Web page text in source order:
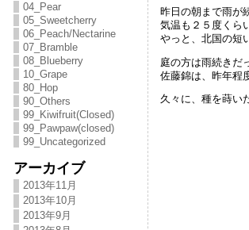
04_Pear
05_Sweetcherry
06_Peach/Nectarine
07_Bramble
08_Blueberry
10_Grape
80_Hop
90_Others
99_Kiwifruit(Closed)
99_Pawpaw(closed)
99_Uncategorized
アーカイブ
2013年11月
2013年10月
2013年9月
昨日の朝まで雨が
気温も２５度くら
やっと、北国の短
庭の方は雨続きだ
佐藤錦は、昨年程
久々に、種を蒔い